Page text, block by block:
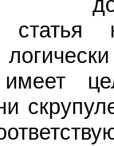
статья